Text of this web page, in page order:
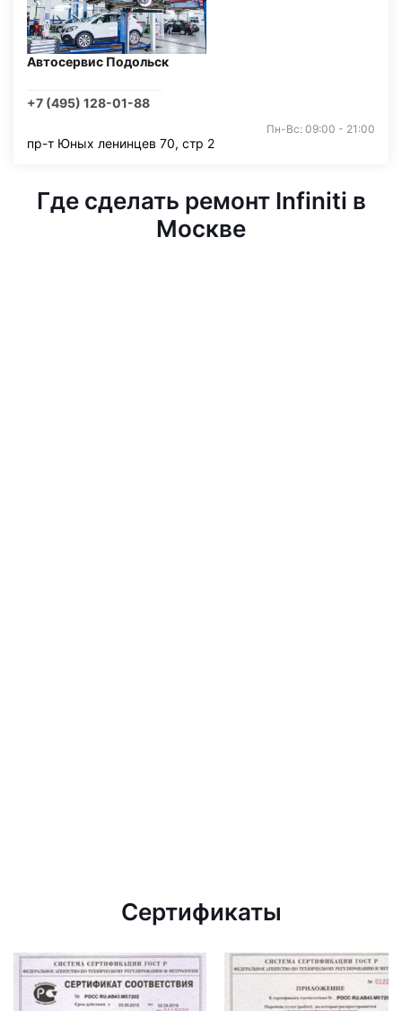
Автосервис Подольск
+7 (495) 128-01-88
Пн-Вс: 09:00 - 21:00
пр-т Юных ленинцев 70, стр 2
Где сделать ремонт Infiniti в
Москве
Сертификаты